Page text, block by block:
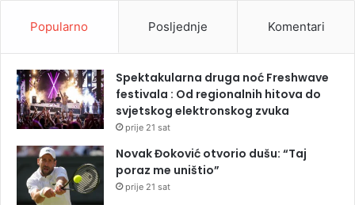
Popularno Posljednje Komentari
Spektakularna druga noć Freshwave
festivala : Od regionalnih hitova do
svjetskog elektronskog zvuka
prije 21 sat
Novak Đoković otvorio dušu: “Taj
poraz me uništio”
prije 21 sat